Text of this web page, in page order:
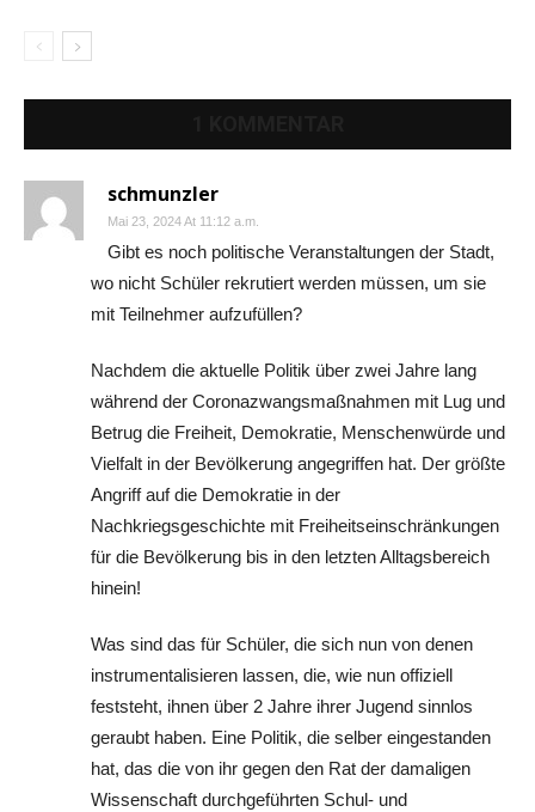
schmunzler
Mai 23, 2024 At 11:12 a.m.
Gibt es noch politische Veranstaltungen der Stadt,
wo nicht Schüler rekrutiert werden müssen, um sie
mit Teilnehmer aufzufüllen?
Nachdem die aktuelle Politik über zwei Jahre lang
während der Coronazwangsmaßnahmen mit Lug und
Betrug die Freiheit, Demokratie, Menschenwürde und
Vielfalt in der Bevölkerung angegriffen hat. Der größte
Angriff auf die Demokratie in der
Nachkriegsgeschichte mit Freiheitseinschränkungen
für die Bevölkerung bis in den letzten Alltagsbereich
hinein!
Was sind das für Schüler, die sich nun von denen
instrumentalisieren lassen, die, wie nun offiziell
feststeht, ihnen über 2 Jahre ihrer Jugend sinnlos
geraubt haben. Eine Politik, die selber eingestanden
hat, das die von ihr gegen den Rat der damaligen
Wissenschaft durchgeführten Schul- und